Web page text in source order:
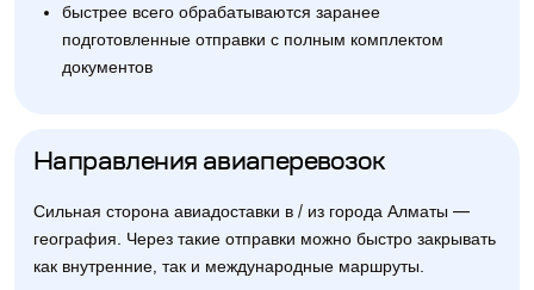
быстрее всего обрабатываются заранее
подготовленные отправки с полным комплектом
документов
Направления авиаперевозок
Сильная сторона авиадоставки в / из города Алматы —
география. Через такие отправки можно быстро закрывать
как внутренние, так и международные маршруты.